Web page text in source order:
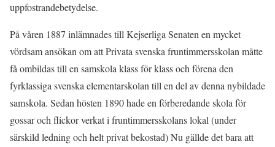
uppfostrandebetydelse.
På våren 1887 inlämnades till Kejserliga Senaten en mycket
vördsam ansökan om att Privata svenska fruntimmersskolan måtte
få ombildas till en samskola klass för klass och förena den
fyrklassiga svenska elementarskolan till en del av denna nybildade
samskola. Sedan hösten 1890 hade en förberedande skola för
gossar och flickor verkat i fruntimmersskolans lokal (under
särskild ledning och helt privat bekostad) Nu gällde det bara att